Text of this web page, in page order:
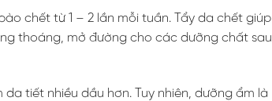
chết từ 1 – 2 lần mỗi tuần. Tẩy da chết giúp
thoáng, mở đường cho các dưỡng chất sau
tiết nhiều dầu hơn. Tuy nhiên, dưỡng ẩm là